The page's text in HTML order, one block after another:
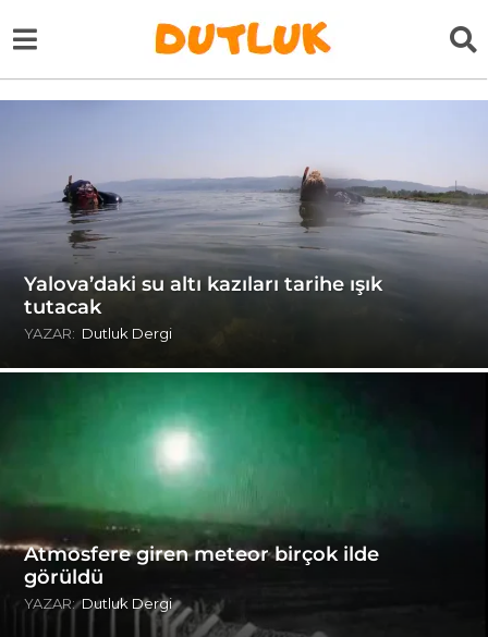
Yalova’daki su altı kazıları tarihe ışık
tutacak
YAZAR: Dutluk Dergi
Atmosfere giren meteor birçok ilde
görüldü
YAZAR: Dutluk Dergi